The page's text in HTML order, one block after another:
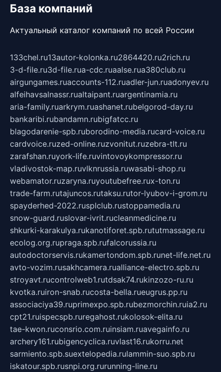
База компаний
Актуальный каталог компаний по всей России
133chel.ru13autor-kolonka.ru2864420.ru2rich.ru
3-d-file.ru3d-file.rua-cdc.ruaalse.rua380club.ru
airgungames.ruaccounts-112.ruadler-jun.ruadonyev.ru
alfeihavsalnassr.rualtaipant.ruargentinamia.ru
aria-family.ruarkrym.ruashanet.rubelgorod-day.ru
bankaribi.rubandamn.rubigfatcc.ru
blagodarenie-spb.ruborodino-media.rucard-voice.ru
cardvoice.ruzed-online.ruzvonitut.ruzebra-tlt.ru
zarafshan.ruyork-life.ruvintovoykompressor.ru
vladivostok-map.ruvlknrussia.ruwasabi-shop.ru
webamator.ruzaryna.ruyoutubefree.rux-ton.ru
trade-farm.rutajuncos.rutaksu.rutor-lyubov-i-grom.ru
spayderhed-2022.rusplclub.rustoppamedia.ru
snow-guard.ruslovar-ivrit.rucleanmedicine.ru
shkurki-karakulya.rukanotiforet.spb.rututmassage.ru
ecolog.org.rupraga.spb.rufalcorussia.ru
autodoctorservis.rukamertondom.spb.runet-life.net.ru
avto-vozim.rusakhcamera.rualliance-electro.spb.ru
stroyavt.rucontrolweb1.rutdsak74.rukinzozo-ru.ru
kvotka.ruiron-snab.rucosta-bella.rueugrus.pp.ru
associaciya39.ruprimexpo.spb.rubezmorchin.ruia2.ru
cpt21.ruispecspb.ruregahost.rukolosok-elita.ru
tae-kwon.ruconsrio.com.ruinsiam.ruavegainfo.ru
archery161.rubigencyclica.ruvlast16.rukorru.net
sarmiento.spb.suextelopedia.rulammin-suo.spb.ru
iskatour.spb.rusnpi.org.rurunning-line.ru